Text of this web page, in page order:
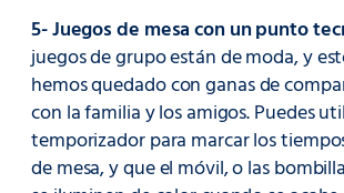
5- Juegos de mesa con un punto
juegos de grupo están de moda, y
hemos quedado con ganas de
con la familia y los amigos. Puedes
temporizador para marcar los
de mesa, y que el móvil, o las